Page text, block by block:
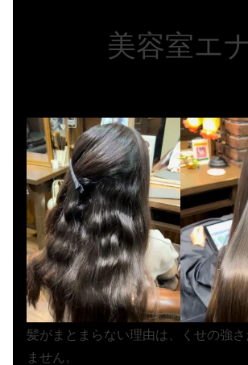
美容室エ
髪がまとまらない理由は、くせの強さ
ません。